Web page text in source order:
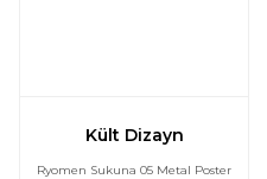
Kült Dizayn
Ryomen Sukuna 05 Metal Poster